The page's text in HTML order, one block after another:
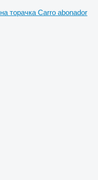
торачка Carro abonador